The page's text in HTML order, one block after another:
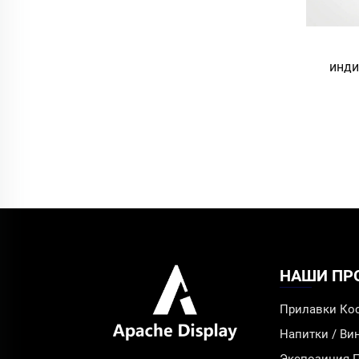
НАШИ
Прилавки
Напитки /